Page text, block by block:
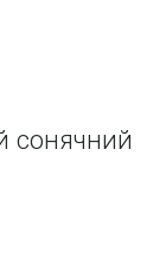
сонячний